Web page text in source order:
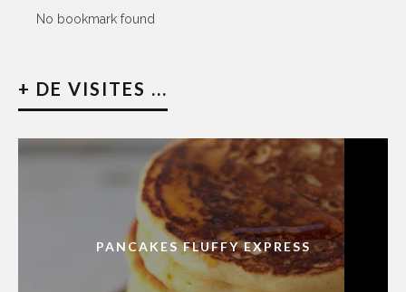
No bookmark found
+ DE VISITES ...
PANCAKES FLUFFY EXPRESS